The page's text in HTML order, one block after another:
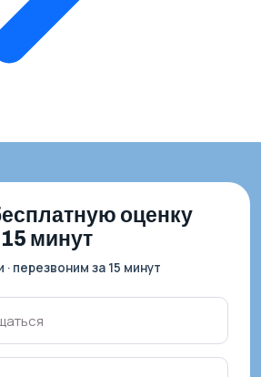
оценку
минут
перезвоним за 15 минут